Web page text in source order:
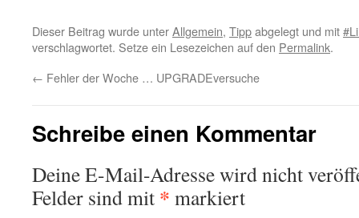
Dieser Beitrag wurde unterAllgemein, Tippabgelegt und mit
verschlagwortet. Setze ein Lesezeichen auf den Permalink.
← Fehler der Woche … UPGRADEversuche
Schreibe einen Kommentar
Deine E-Mail-Adresse wird nicht
Felder sind mit * markiert